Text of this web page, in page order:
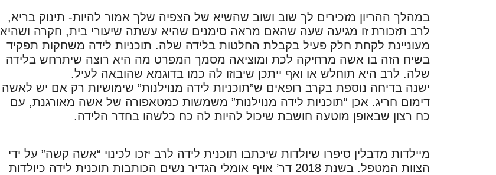
במהלך ההריון מזכירים לך שוב ושוב שהשיא של הצפיה שלך אמור להיות- תינוק בריא,
לרב תזכורת זו מגיעה שעה שהאם מראה סימנים שהיא עשתה שיעורי בית, חקרה ושהיא
מעוניינת לקחת חלק פעיל בקבלת החלטות בלידה שלה. תוכניות לידה משחקות תפקיד
בשיח הזה בו אשה מרחיקה לכת ומוציאה מסמך המפרט מה היא רוצה שיתרחש בלידה
שלה. לרב היא תוחלש או ואף ייתכן שיבוזו לה כמו בדוגמא שהובאה לעיל.
ישנה בדיחה נוספת בקרב רופאים ש”תוכניות לידה מנוילנות” שימושיות רק אם יש לאשה
דימום חריג. אכן “תוכניות לידה מנוילנות” משמשות כמטאפורה של אשה מאורגנת, עם
כח רצון שבאופן מוטעה חושבת שיכול להיות לה כח כלשהו בחדר הלידה.
מיילדות מדבלין סיפרו שיולדות שיכתבו תוכנית לידה לרב יזכו לכינוי “אשה קשה” על ידי
הצוות המטפל. בשנת 2018 דר’ אויף אומלי הגדיר נשים הכותבות תוכנית לידה כיולדות